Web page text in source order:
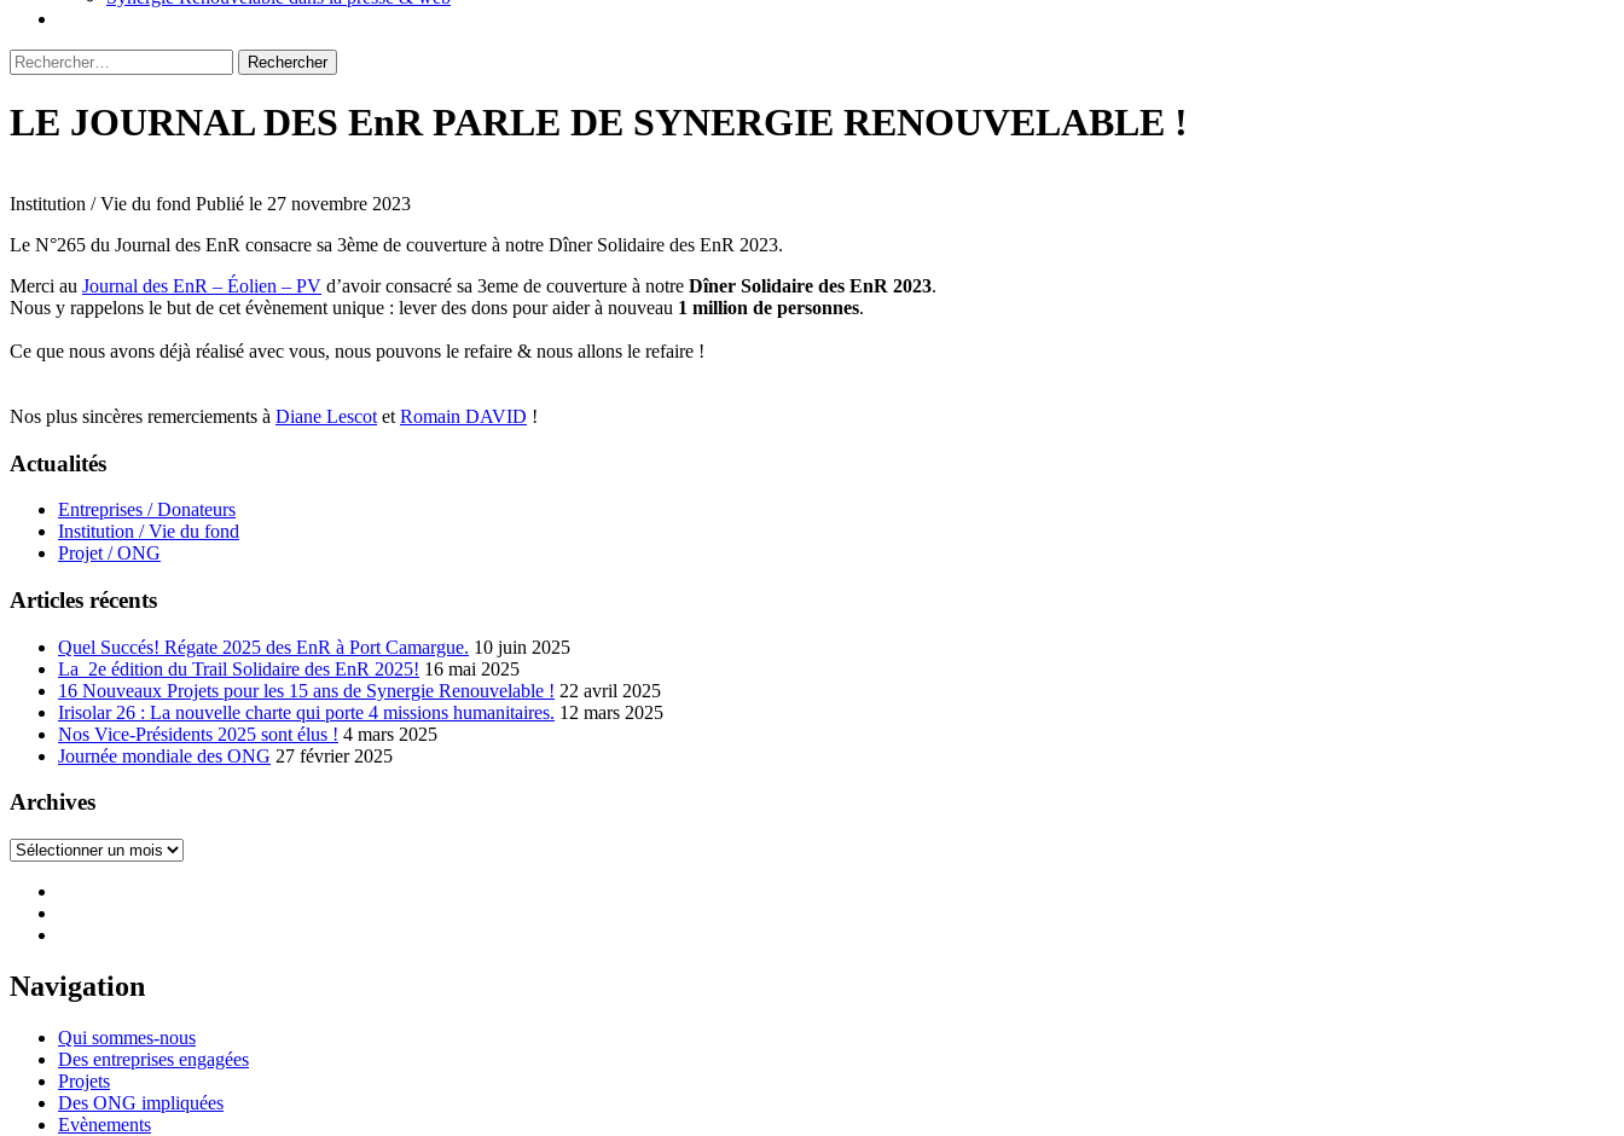
Rechercher :
LE JOURNAL DES EnR PARLE DE SYNERGIE RENOUVELABLE !
Institution / Vie du fond Publié le 27 novembre 2023
Le N°265 du Journal des EnR consacre sa 3ème de couverture à notre Dîner Solidaire des EnR 2023.
Merci au Journal des EnR – Éolien – PV d’avoir consacré sa 3eme de couverture à notre Dîner Solidaire des EnR 2023.
Nous y rappelons le but de cet évènement unique : lever des dons pour aider à nouveau 1 million de personnes.
Ce que nous avons déjà réalisé avec vous, nous pouvons le refaire & nous allons le refaire !
Nos plus sincères remerciements à Diane Lescot et Romain DAVID !
Actualités
Entreprises / Donateurs
Institution / Vie du fond
Projet / ONG
Articles récents
Quel Succés! Régate 2025 des EnR à Port Camargue. 10 juin 2025
La 2e édition du Trail Solidaire des EnR 2025! 16 mai 2025
16 Nouveaux Projets pour les 15 ans de Synergie Renouvelable ! 22 avril 2025
Irisolar 26 : La nouvelle charte qui porte 4 missions humanitaires. 12 mars 2025
Nos Vice-Présidents 2025 sont élus ! 4 mars 2025
Journée mondiale des ONG 27 février 2025
Archives
Archives
Navigation
Qui sommes-nous
Des entreprises engagées
Projets
Des ONG impliquées
Evènements